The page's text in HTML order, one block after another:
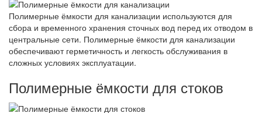
Полимерные ёмкости для канализации используются для
сбора и временного хранения сточных вод перед их отводом в
центральные сети. Полимерные ёмкости для канализации
обеспечивают герметичность и легкость обслуживания в
сложных условиях эксплуатации.
Полимерные ёмкости для стоков